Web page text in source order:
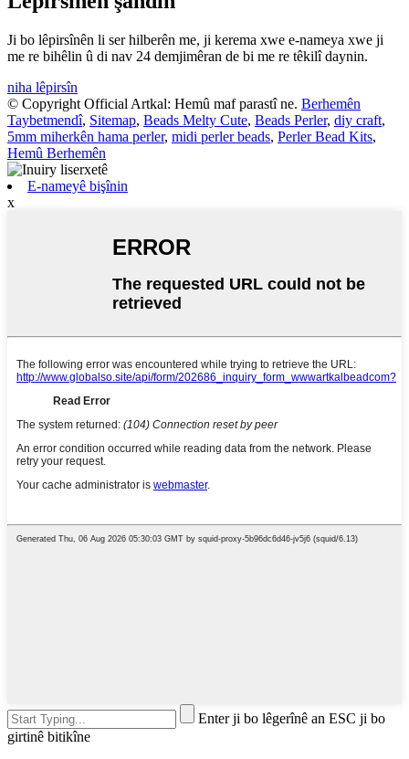
Ji bo lêpirsînên li ser hilberên me, ji kerema xwe e-nameya xwe ji
me re bihêlin û di nav 24 demjimêran de bi me re têkilî daynin.
niha lêpirsîn
© Copyright Official Artkal: Hemû maf parastî ne. Berhemên
Taybetmendî, Sitemap, Beads Melty Cute, Beads Perler, diy craft,
5mm miherkên hama perler, midi perler beads, Perler Bead Kits,
Hemû Berhemên
E-nameyê bişînin
x
Enter ji bo lêgerînê an ESC ji bo
girtinê bitikîne